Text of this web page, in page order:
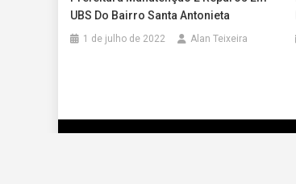
UBS Do Bairro Santa Antonieta
1 de julho de 2022 Alan Teixeira